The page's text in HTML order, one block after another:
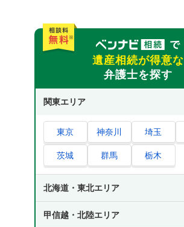
遺産相続が得意な
弁護士を探す
関東エリア
東京 神奈川 埼玉
茨城 群馬 栃木
北海道・東北エリア
甲信越・北陸エリア